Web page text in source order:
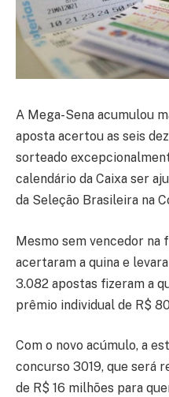
A Mega-Sena acumulou
aposta acertou as seis
sorteado
calendário da Caixa ser
da Seleção Brasileira na
Mesmo sem vencedor na
acertaram a quina e
3.082 apostas fizeram a
prêmio individual de R$
Com o novo acúmulo, a
concurso 3019, que será
de R$ 16 milhões para